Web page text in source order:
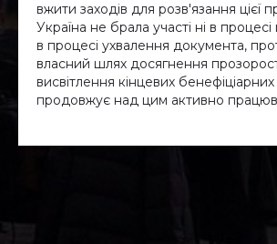
вжити заходів для розв'язання цієї
Україна не брала участі ні в процесі
в процесі ухвалення документа,
власний шлях досягнення
висвітлення кінцевих
продовжує над цим активно